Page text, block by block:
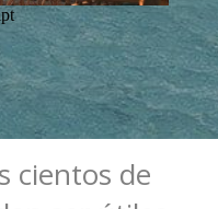
cientos de